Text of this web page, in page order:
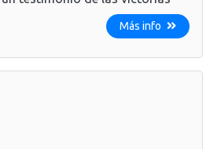
Más info